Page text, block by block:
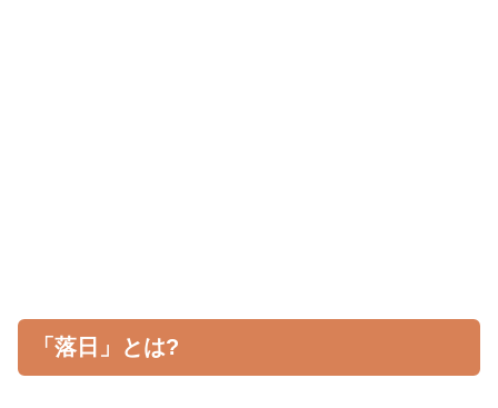
「落日」とは?